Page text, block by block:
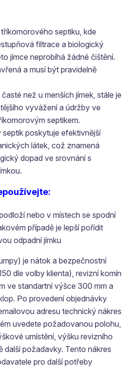
septiku, kde
filtrace a biologický
jímce neprobíhá žádné čištění.
a musí být pravidelně
než u menších jímek, stále je
vyvážení a údržby ve
septikem.
poskytuje efektivnější
látek, což znamená
dopad ve srovnání s
nebo v místech se spodní
případě je lepší pořídit
odpadní jímku
je nátok a bezpečnostní
dle volby klienta), revizní komín
ve standartní výšce 300 mm a
Po provedení objednávky
adresu technický nákres
uvedete požadovanou polohu,
umístění, výšku revizního
další požadavky. Tento nákres
pro další potřeby